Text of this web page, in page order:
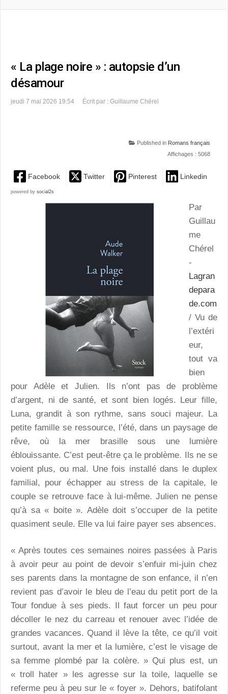
« La plage noire » : autopsie d’un
désamour
jeudi 7 mai 2026 19:54 Écrit par : Guillaume Chérel
Published in Romans français
Affichages : 5068
Facebook Twitter Pinterest Linkedin
powered by social2s
Par
Guillau
me
Chérel
-
Lagran
depara
de.com
/ Vu de
l’extéri
eur,
tout va
bien
pour Adèle et Julien. Ils n’ont pas de problème
d’argent, ni de santé, et sont bien logés. Leur fille,
Luna, grandit à son rythme, sans souci majeur. La
petite famille se ressource, l’été, dans un paysage de
rêve, où la mer brasille sous une lumière
éblouissante. C’est peut-être ça le problème. Ils ne se
voient plus, ou mal. Une fois installé dans le duplex
familial, pour échapper au stress de la capitale, le
couple se retrouve face à lui-même. Julien ne pense
qu’à sa « boite ». Adèle doit s’occuper de la petite
quasiment seule. Elle va lui faire payer ses absences.
« Après toutes ces semaines noires passées à Paris
à avoir peur au point de devoir s’enfuir mi-juin chez
ses parents dans la montagne de son enfance, il n’en
revient pas d’avoir le bleu de l’eau du petit port de la
Tour fondue à ses pieds. Il faut forcer un peu pour
décoller le nez du carreau et renouer avec l’idée de
grandes vacances. Quand il lève la tête, ce qu’il voit
surtout, avant la mer et la lumière, c’est le visage de
sa femme plombé par la colère. » Qui plus est, un
« troll hater » les agresse sur la toile, laquelle se
referme peu à peu sur le « foyer ». Dehors, batifolant